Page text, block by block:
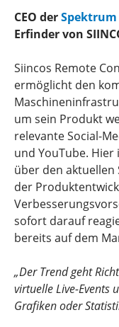
CEO der
Erfinder von
Siincos Remote
ermöglicht den
um sein Produkt
relevante Social-
und YouTube.
über den aktuellen
der
sofort darauf
bereits auf dem
„Der Trend geht
virtuelle Live-Events
Grafiken oder